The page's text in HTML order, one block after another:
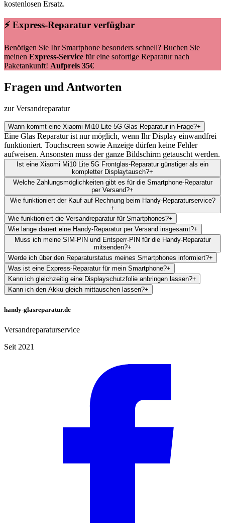
kostenlosen Ersatz.
⚡ Express-Reparatur verfügbar
Benötigen Sie Ihr Smartphone besonders schnell? Buchen Sie
meinen Express-Service für eine sofortige Reparatur nach
Paketankunft! Aufpreis 35€
Fragen und Antworten
zur Versandreparatur
Wann kommt eine Xiaomi Mi10 Lite 5G Glas Reparatur in Frage?+
Eine Glas Reparatur ist nur möglich, wenn Ihr Display einwandfrei
funktioniert. Touchscreen sowie Anzeige dürfen keine Fehler
aufweisen. Ansonsten muss der ganze Bildschirm getauscht werden.
Ist eine Xiaomi Mi10 Lite 5G Frontglas-Reparatur günstiger als ein
kompletter Displaytausch?+
Welche Zahlungsmöglichkeiten gibt es für die Smartphone-Reparatur
per Versand?+
Wie funktioniert der Kauf auf Rechnung beim Handy-Reparaturservice?
+
Wie funktioniert die Versandreparatur für Smartphones?+
Wie lange dauert eine Handy-Reparatur per Versand insgesamt?+
Muss ich meine SIM-PIN und Entsperr-PIN für die Handy-Reparatur
mitsenden?+
Werde ich über den Reparaturstatus meines Smartphones informiert?+
Was ist eine Express-Reparatur für mein Smartphone?+
Kann ich gleichzeitig eine Displayschutzfolie anbringen lassen?+
Kann ich den Akku gleich mittauschen lassen?+
handy-glasreparatur.de
Versandreparaturservice
Seit 2021